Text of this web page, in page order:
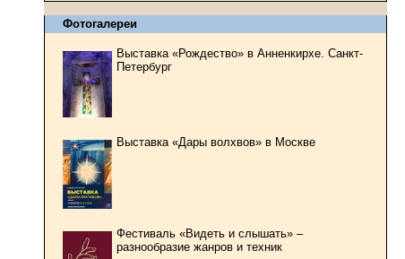
Фотогалереи
Выставка «Рождество» в Анненкирхе. Санкт-
Петербург
Выставка «Дары волхвов» в Москве
Фестиваль «Видеть и слышать» –
разнообразие жанров и техник